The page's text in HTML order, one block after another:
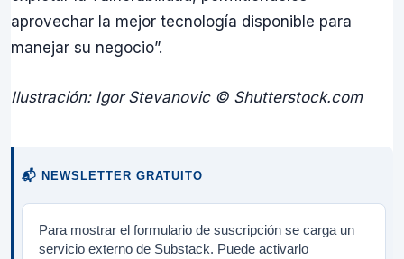
aprovechar la mejor tecnología disponible para
manejar su negocio”.
Ilustración: Igor Stevanovic © Shutterstock.com
📬 NEWSLETTER GRATUITO
Para mostrar el formulario de suscripción se carga un
servicio externo de Substack. Puede activarlo